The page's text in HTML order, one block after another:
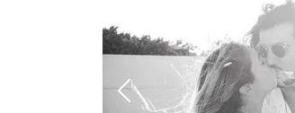
Vorheriges Bild